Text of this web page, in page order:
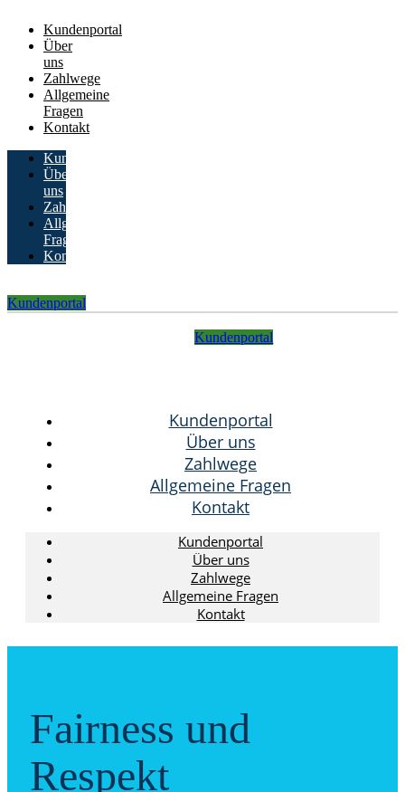
Kundenportal
Über
uns
Zahlwege
Allgemeine
Fragen
Kontakt
Kundenportal
Über
uns
Zahlwege
Allgemeine
Fragen
Kontakt
Kundenportal
Kundenportal
Kundenportal
Über uns
Zahlwege
Allgemeine Fragen
Kontakt
Kundenportal
Über uns
Zahlwege
Allgemeine Fragen
Kontakt
Fairness und
Respekt